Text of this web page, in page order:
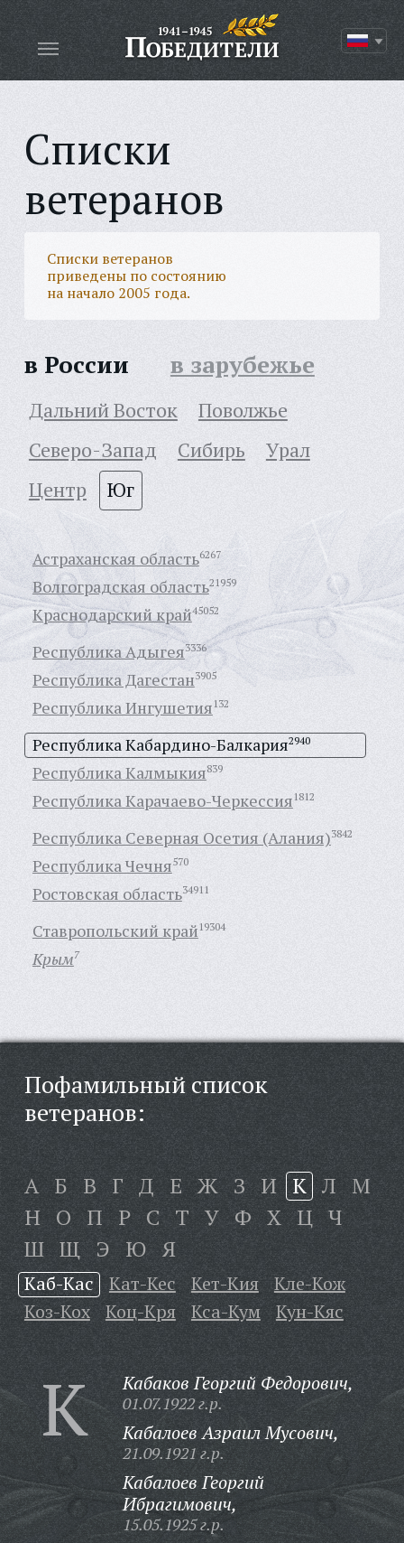
Списки
ветеранов
Списки ветеранов
приведены по состоянию
на начало 2005 года.
в России в зарубежье
Дальний Восток
Поволжье
Северо-Запад
Сибирь
Урал
Центр
Юг
Астраханская область6267
Волгоградская область21959
Краснодарский край45052
Республика Адыгея3336
Республика Дагестан3905
Республика Ингушетия132
Республика Кабардино-Балкария2940
Республика Калмыкия839
Республика Карачаево-Черкессия1812
Республика Северная Осетия (Алания)3842
Республика Чечня570
Ростовская область34911
Ставропольский край19304
Крым7
Пофамильный список
ветеранов:
А Б В Г Д Е Ж З И К Л М
Н О П Р С Т У Ф Х Ц Ч
Ш Щ Э Ю Я
Каб-Кас Кат-Кес Кет-Кия
Кле-Кож
Коз-Кох
Коц-Кря Кса-Кум Кун-Кяс
К Кабаков Георгий Федорович,
01.07.1922 г.р.
Кабалоев Азраил Мусович,
21.09.1921 г.р.
Кабалоев Георгий
Ибрагимович,
15.05.1925 г.р.